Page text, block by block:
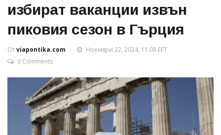
избират ваканции извън
пиковия сезон в Гърция
Отviapontika.com
Ноември 22, 2024, 11:08 EET
0 Comments